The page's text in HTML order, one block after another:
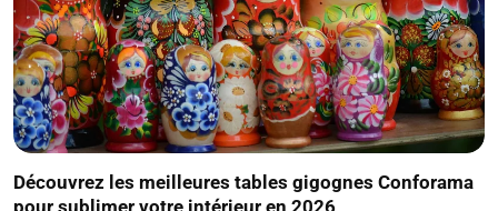
Découvrez les meilleures tables gigognes Conforama